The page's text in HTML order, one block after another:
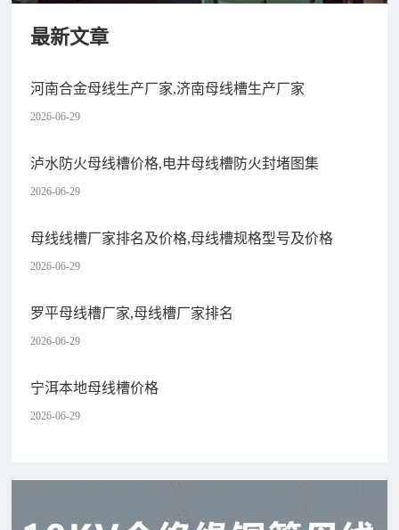
最新文章
河南合金母线生产厂家,济南母线槽生产厂家
2026-06-29
泸水防火母线槽价格,电井母线槽防火封堵图集
2026-06-29
母线线槽厂家排名及价格,母线槽规格型号及价格
2026-06-29
罗平母线槽厂家,母线槽厂家排名
2026-06-29
宁洱本地母线槽价格
2026-06-29